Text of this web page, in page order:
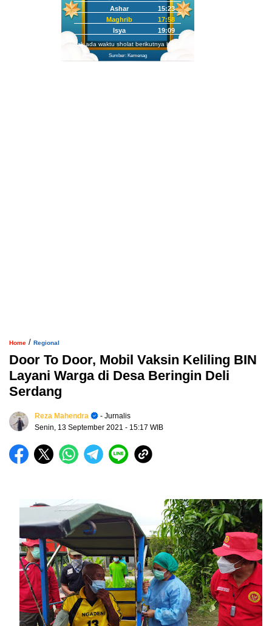
Ashar
15:23
Maghrib
17:58
Isya
19:09
Tidak ada waktu sholat berikutnya hari ini.
Sumber: Kemenag
Home / Regional
Door To Door, Mobil Vaksin Keliling BIN
Layani Warga di Desa Beringin Deli
Serdang
Reza Mahendra
- Jurnalis
Senin, 13 September 2021 - 15:17 WIB